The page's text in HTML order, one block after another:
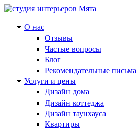
О нас
Отзывы
Частые вопросы
Блог
Рекомендательные письма
Услуги и цены
Дизайн дома
Дизайн коттеджа
Дизайн таунхауса
Квартиры